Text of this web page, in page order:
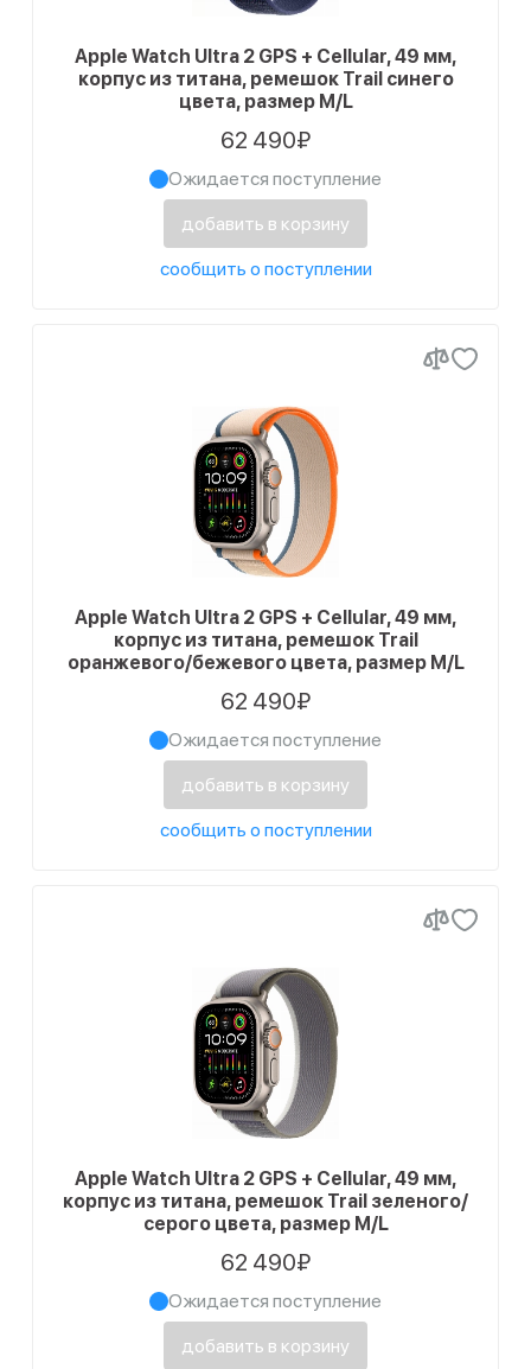
Apple Watch Ultra 2 GPS + Cellular, 49 мм,
корпус из титана, ремешок Trail синего
цвета, размер M/L
62 490₽
Ожидается поступление
добавить в корзину
сообщить о поступлении
Apple Watch Ultra 2 GPS + Cellular, 49 мм,
корпус из титана, ремешок Trail
оранжевого/бежевого цвета, размер M/L
62 490₽
Ожидается поступление
добавить в корзину
сообщить о поступлении
Apple Watch Ultra 2 GPS + Cellular, 49 мм,
корпус из титана, ремешок Trail зеленого/
серого цвета, размер M/L
62 490₽
Ожидается поступление
добавить в корзину